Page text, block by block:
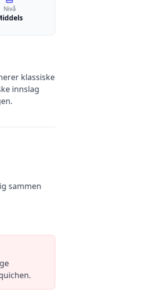
Nivå
klassiske
innslag
sammen